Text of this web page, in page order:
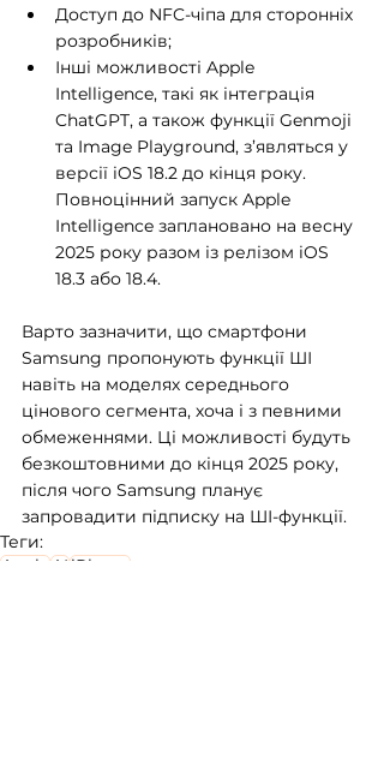
Доступ до NFC-чіпа для сторонніх
розробників;
Інші можливості Apple
Intelligence, такі як інтеграція
ChatGPT, а також функції Genmoji
та Image Playground, з’являться у
версії iOS 18.2 до кінця року.
Повноцінний запуск Apple
Intelligence заплановано на весну
2025 року разом із релізом iOS
18.3 або 18.4.
Варто зазначити, що смартфони
Samsung пропонують функції ШІ
навіть на моделях середнього
цінового сегмента, хоча і з певними
обмеженнями. Ці можливості будуть
безкоштовними до кінця 2025 року,
після чого Samsung планує
запровадити підписку на ШІ-функції.
Теги:
AppleAIiPhone